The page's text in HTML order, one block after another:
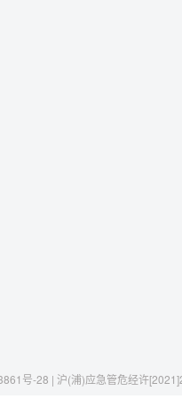
号-28 | 沪(浦)应急管危经许